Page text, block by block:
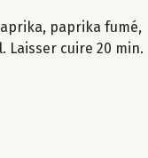
paprika fumé,
Laisser cuire 20 min.